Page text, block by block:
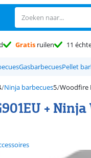
Gratis ruilen 11
GasbarbecuesPellet
Ninja barbecues Woodfire
+